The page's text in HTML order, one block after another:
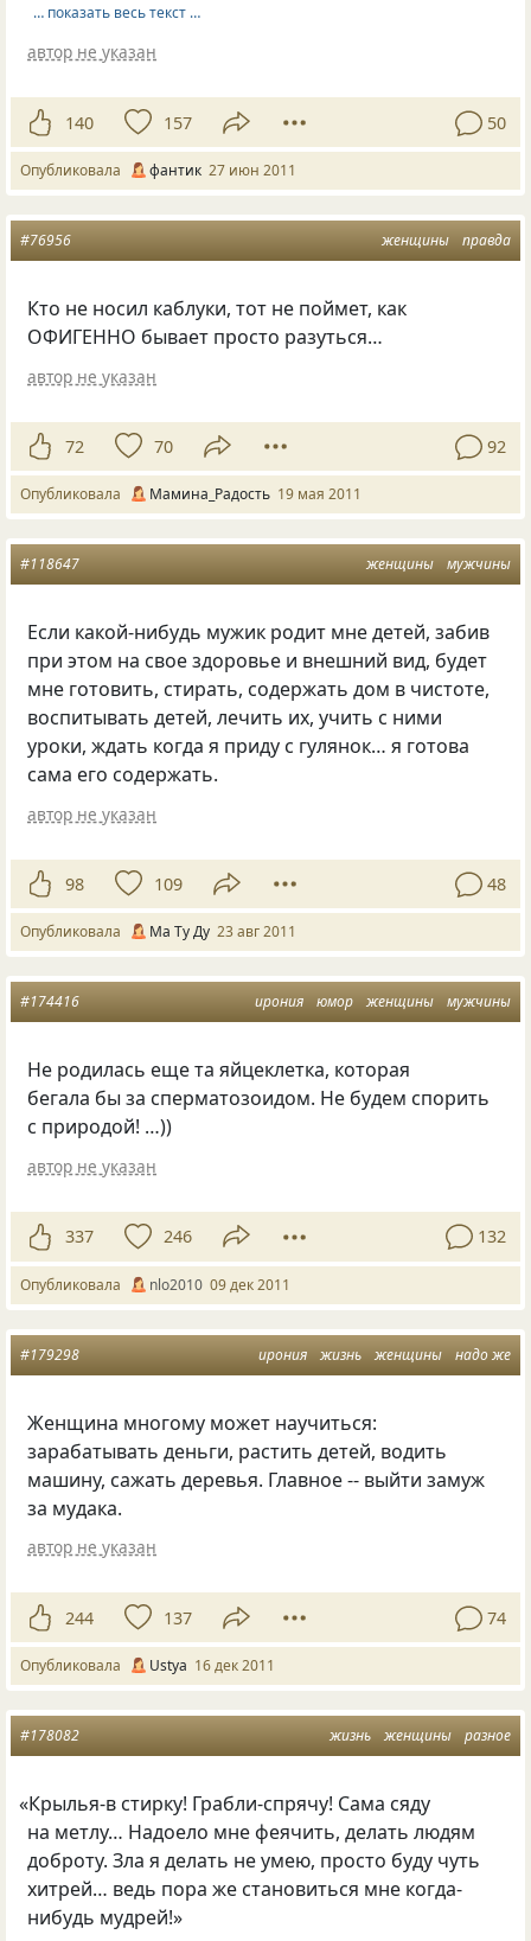
… показать весь текст …
автор не указан
140 157 50
Опубликовала фантик 27 июн 2011
женщины правда
#76956
Кто не носил каблуки, тот не поймет, как
ОФИГЕННО бывает просто разуться…
автор не указан
72 70 92
Опубликовала Мамина_Радость 19 мая 2011
женщины мужчины
#118647
Если какой-нибудь мужик родит мне детей, забив
при этом на свое здоровье и внешний вид, будет
мне готовить, стирать, содержать дом в чистоте,
воспитывать детей, лечить их, учить с ними
уроки, ждать когда я приду с гулянок… я готова
сама его содержать.
автор не указан
98 109 48
Опубликовала Ма Ту Ду 23 авг 2011
ирония юмор женщины мужчины
#174416
Не родилась еще та яйцеклетка, которая
бегала бы за сперматозоидом. Не будем спорить
с природой! …))
автор не указан
337 246 132
Опубликовала nlo2010 09 дек 2011
ирония жизнь женщины надо же
#179298
Женщина многому может научиться:
зарабатывать деньги, растить детей, водить
машину, сажать деревья. Главное -- выйти замуж
за мудака.
автор не указан
244 137 74
Опубликовала Ustya 16 дек 2011
жизнь женщины разное
#178082
«Крылья-в стирку! Грабли-спрячу! Сама сяду
на метлу… Надоело мне феячить, делать людям
доброту. Зла я делать не умею, просто буду чуть
хитрей… ведь пора же становиться мне когда-
нибудь мудрей!»